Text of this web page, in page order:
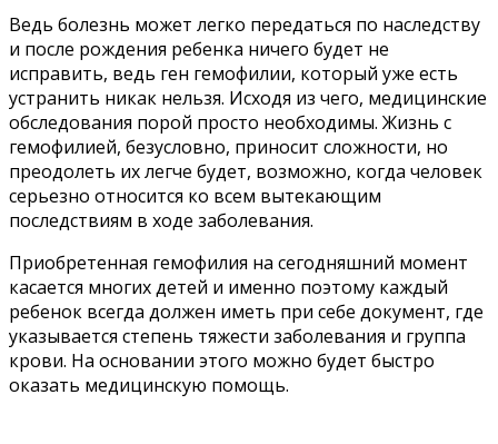
Ведь болезнь может легко передаться по наследству
и после рождения ребенка ничего будет не
исправить, ведь ген гемофилии, который уже есть
устранить никак нельзя. Исходя из чего, медицинские
обследования порой просто необходимы. Жизнь с
гемофилией, безусловно, приносит сложности, но
преодолеть их легче будет, возможно, когда человек
серьезно относится ко всем вытекающим
последствиям в ходе заболевания.
Приобретенная гемофилия на сегодняшний момент
касается многих детей и именно поэтому каждый
ребенок всегда должен иметь при себе документ, где
указывается степень тяжести заболевания и группа
крови. На основании этого можно будет быстро
оказать медицинскую помощь.